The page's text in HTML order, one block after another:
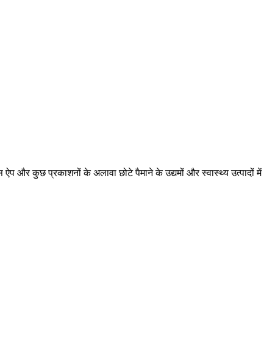
और कुछ प्रकाशनों के अलावा छोटे पैमाने के उद्यमों और स्वास्थ्य उत्पादों में